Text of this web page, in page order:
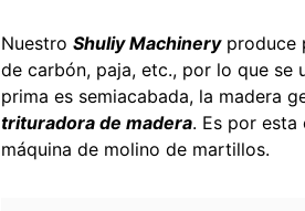
Nuestro Shuliy Machineryproduce
de carbón, paja, etc., por lo que se
prima es semiacabada, la madera
trituradora de madera. Es por
máquina de molino de martillos.